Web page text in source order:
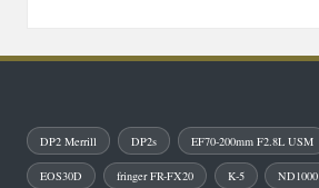
DP2 Merrill DP2s EF70-200mm F2.8L USM
EOS30D fringer FR-FX20 K-5 ND1000